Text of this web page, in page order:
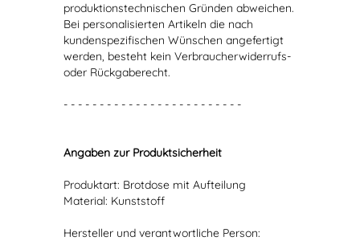
produktionstechnischen Gründen abweichen.
Bei personalisierten Artikeln die nach
kundenspezifischen Wünschen angefertigt
werden, besteht kein Verbraucherwiderrufs-
oder Rückgaberecht.
- - - - - - - - - - - - - - - - - - - - - - - - -
Angaben zur Produktsicherheit
Produktart: Brotdose mit Aufteilung
Material: Kunststoff
Hersteller und verantwortliche Person: